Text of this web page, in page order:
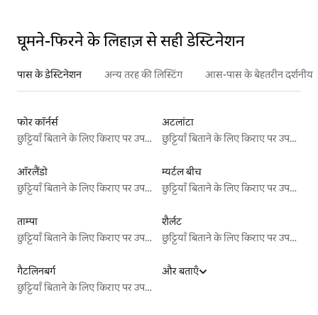
घूमने-फिरने के लिहाज़ से सही डेस्टिनेशन
पास के डेस्टिनेशन अन्य तरह की लिस्टिंग आस-पास के बेहतरीन दर्शनीय
फोर कॉर्नर्स
छुट्टियाँ बिताने के लिए किराए पर उपलब्ध जगहें
अटलांटा
छुट्टियाँ बिताने के लिए किराए पर उपलब्ध जगहें
ऑरलैंडो
छुट्टियाँ बिताने के लिए किराए पर उपलब्ध जगहें
म्यर्टल बीच
छुट्टियाँ बिताने के लिए किराए पर उपलब्ध जगहें
ताम्पा
छुट्टियाँ बिताने के लिए किराए पर उपलब्ध जगहें
शैर्लट
छुट्टियाँ बिताने के लिए किराए पर उपलब्ध जगहें
गैटलिनबर्ग
छुट्टियाँ बिताने के लिए किराए पर उपलब्ध जगहें
और बताएँ